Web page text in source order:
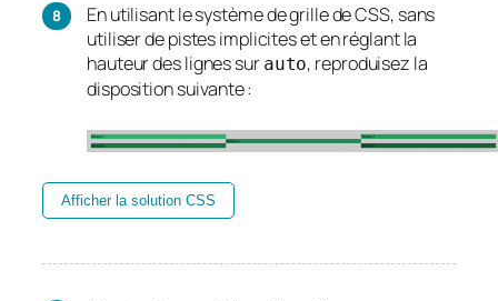
En utilisant le système de grille de CSS, sans
utiliser de pistes implicites et en réglant la
hauteur des lignes sur auto, reproduisez la
disposition suivante :
Afficher la solution CSS